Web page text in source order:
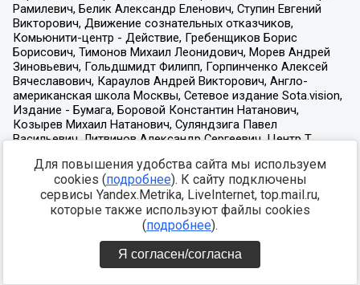
Для повышения удобства сайта мы используем
cookies (подробнее). К сайту подключены
сервисы Yandex.Metrika, LiveInternet, top.mail.ru,
которые также используют файлы cookies
(подробнее).
Я согласен/согласна